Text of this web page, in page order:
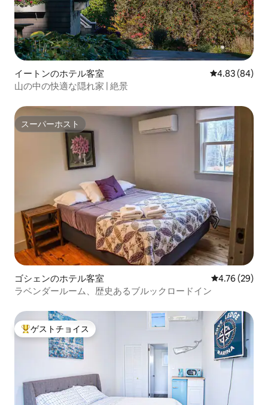
イートンのホテル客室 レビュー84
4.83 (84)
山の中の快適な隠れ家 | 絶景
スーパーホスト
スーパーホスト
ゴシェンのホテル客室 レビュー29
4.76 (29)
ラベンダールーム、歴史あるブルックロードイン
大好評のゲストチョイスです。
ゲストチョイス